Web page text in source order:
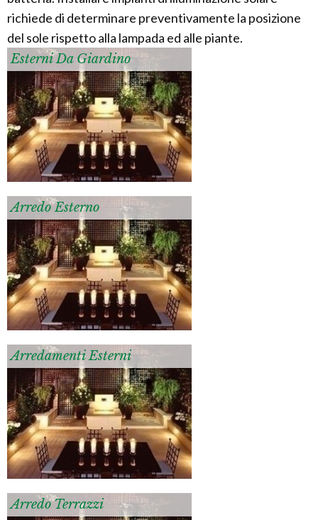
richiede di determinare preventivamente la posizione
del sole rispetto alla lampada ed alle piante.
Esterni Da Giardino
Arredo Esterno
Arredamenti Esterni
Arredo Terrazzi